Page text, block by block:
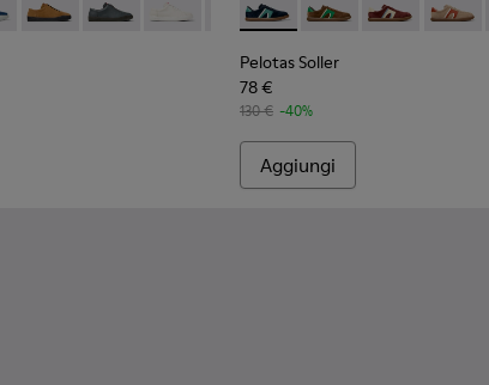
051 - Sneakers in pelle blu da Uomo.
- K100479-062- K100479-061 - Sneakers in pelle blu Da uomo.
Peu Touring - K100479-059
Peu Touring - K100479-058
Peu Touring - K100479-045
Peu Touring - K100479-022
Peu Touring - K100479-
Peu Touring -
Peu Peu
Pelotas Soller - K100937-
Pelotas Soller -
Pelotas Soller
Pelotas Soller
78 €
130 € -40%
Aggiungi